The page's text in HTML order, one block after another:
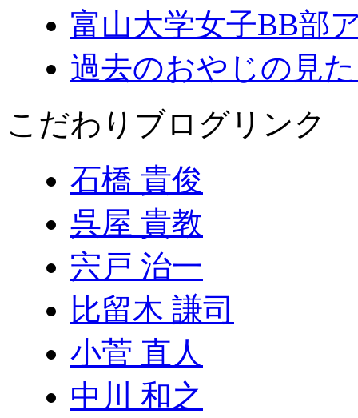
富山大学女子BB部
過去のおやじの見
こだわりブログリンク
石橋 貴俊
呉屋 貴教
宍戸 治一
比留木 謙司
小菅 直人
中川 和之